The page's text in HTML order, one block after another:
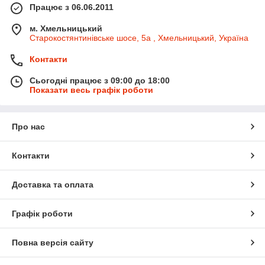
Працює з 06.06.2011
м. Хмельницький
Старокостянтинівське шосе, 5а , Хмельницький, Україна
Контакти
Сьогодні працює з 09:00 до 18:00
Показати весь графік роботи
Про нас
Контакти
Доставка та оплата
Графік роботи
Повна версія сайту